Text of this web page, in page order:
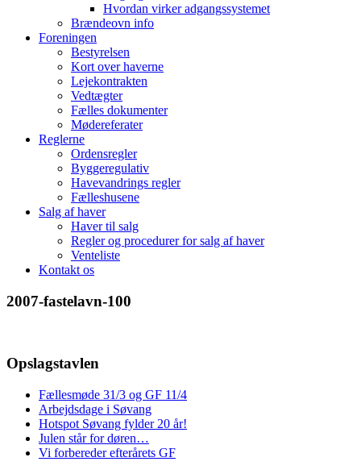
Hvordan virker adgangssystemet
Brændeovn info
Foreningen
Bestyrelsen
Kort over haverne
Lejekontrakten
Vedtægter
Fælles dokumenter
Mødereferater
Reglerne
Ordensregler
Byggeregulativ
Havevandrings regler
Fælleshusene
Salg af haver
Haver til salg
Regler og procedurer for salg af haver
Venteliste
Kontakt os
2007-fastelavn-100
Opslagstavlen
Fællesmøde 31/3 og GF 11/4
Arbejdsdage i Søvang
Hotspot Søvang fylder 20 år!
Julen står for døren…
Vi forbereder efterårets GF